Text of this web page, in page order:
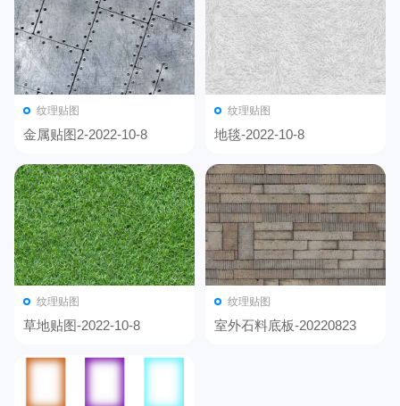
纹理贴图
金属贴图2-2022-10-8
纹理贴图
地毯-2022-10-8
纹理贴图
草地贴图-2022-10-8
纹理贴图
室外石料底板-20220823